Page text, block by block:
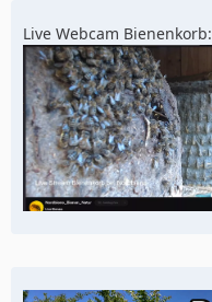
Live Webcam Bienenkorb: